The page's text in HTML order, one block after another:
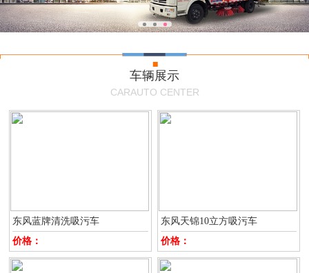
车辆展示
CARAUTO CENTER
东风蓝牌清洗吸污车
价格：
东风天锦10立方吸污车
价格：